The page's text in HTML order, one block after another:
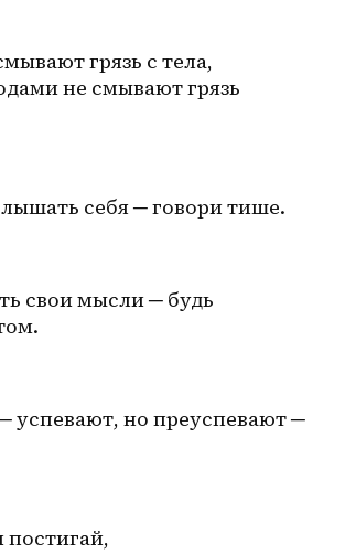
грязь с тела,
не смывают грязь
себя ─ говори тише.
свои мысли ─ будь
успевают, но преуспевают ─